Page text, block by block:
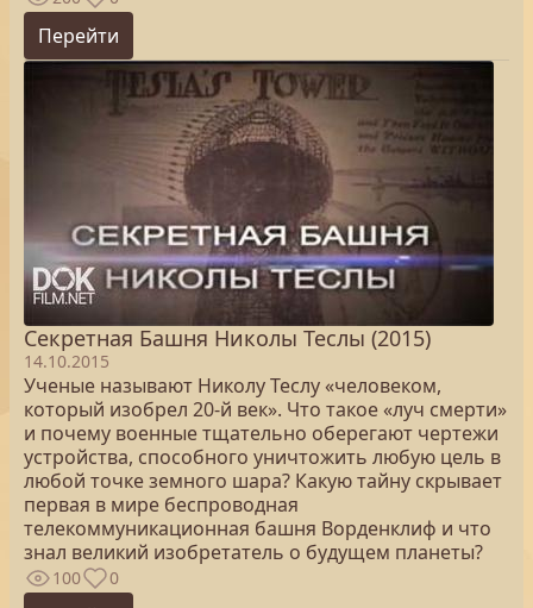
Перейти
Секретная Башня Николы Теслы (2015)
14.10.2015
Ученые называют Николу Теслу «человеком,
который изобрел 20-й век». Что такое «луч смерти»
и почему военные тщательно оберегают чертежи
устройства, способного уничтожить любую цель в
любой точке земного шара? Какую тайну скрывает
первая в мире беспроводная
телекоммуникационная башня Ворденклиф и что
знал великий изобретатель о будущем планеты?
100 0